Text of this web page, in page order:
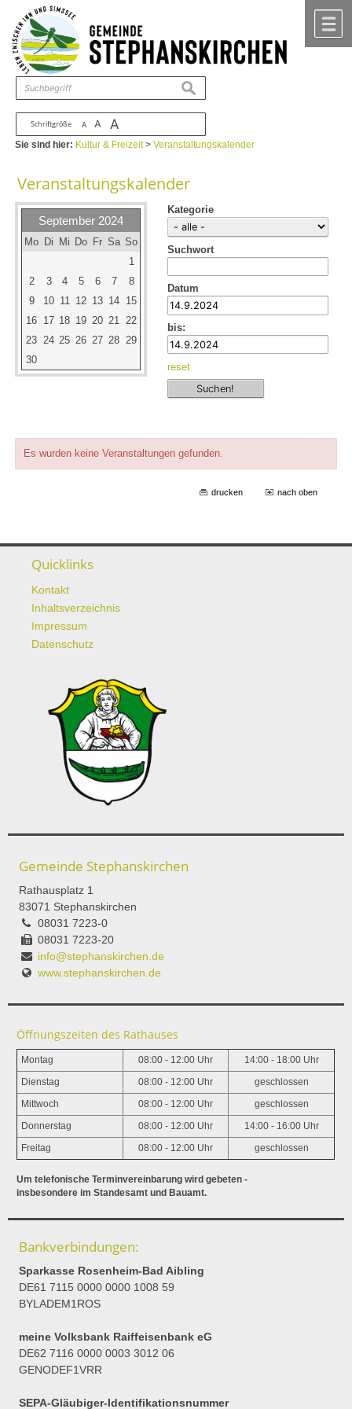
Zum Inhalt ,zur Navigation
Schriftgröße A A A
suchen
Sie sind hier: Kultur & Freizeit>Veranstaltungskalender
Veranstaltungskalender
September 2024
Mo Di Mi Do Fr Sa So
1
2
3 4 5 6 7
8
9
10 11 12 13 14 15
16 17 18 19 20 21 22
23 24 25 26 27 28 29
30
Kategorie
Suchwort
Datum
bis:
reset
Es wurden keine Veranstaltungen gefunden.
drucken nach oben
Quicklinks
Kontakt
Inhaltsverzeichnis
Impressum
Datenschutz
Gemeinde Stephanskirchen
Rathausplatz 1
83071 Stephanskirchen
08031 7223-0
08031 7223-20
info@stephanskirchen.de
www.stephanskirchen.de
Öffnungszeiten des Rathauses
Montag 08:00 - 12:00 Uhr 14:00 - 18:00 Uhr
Dienstag 08:00 - 12:00 Uhr geschlossen
Mittwoch 08:00 - 12:00 Uhr geschlossen
Donnerstag 08:00 - 12:00 Uhr 14:00 - 16:00 Uhr
Freitag 08:00 - 12:00 Uhr geschlossen
Um telefonische Terminvereinbarung wird gebeten -
insbesondere im Standesamt und Bauamt.
Bankverbindungen:
Sparkasse Rosenheim-Bad Aibling
DE61 7115 0000 0000 1008 59
BYLADEM1ROS
meine Volksbank Raiffeisenbank eG
DE62 7116 0000 0003 3012 06
GENODEF1VRR
SEPA-Gläubiger-Identifikationsnummer